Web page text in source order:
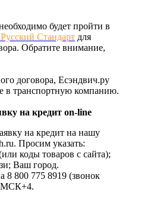
будет пройти в
Стандарт для
Обратите внимание,
договора, Есэндвич.ру
в транспортную компанию.
на кредит on-line
на кредит на нашу
Просим указать:
коды товаров с сайта);
Ваш город.
8 800 775 8919 (звонок
МСК+4.